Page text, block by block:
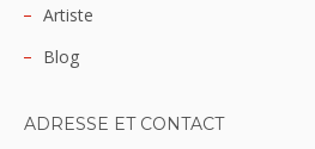
Artiste
Blog
ADRESSE ET CONTACT